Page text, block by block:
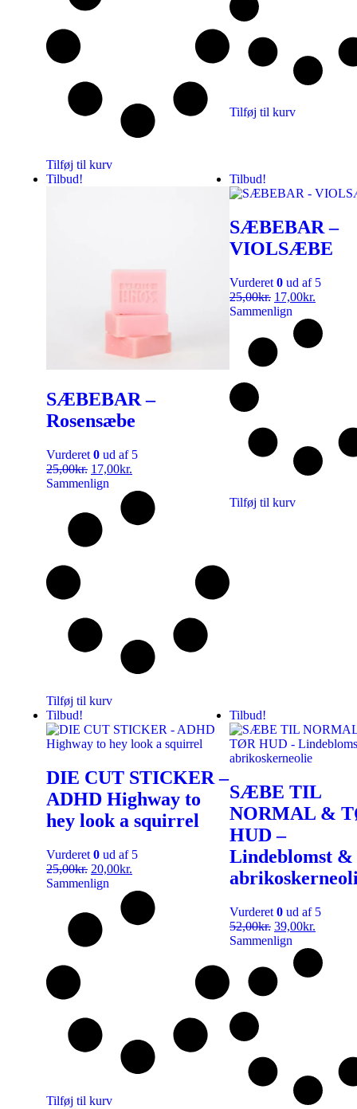
Tilføj til kurv
Tilføj til kurv
Tilbud!
SÆBEBAR –
Rosensæbe
Vurderet 0 ud af 5
25,00kr. 17,00kr.
Sammenlign
Tilføj til kurv
Tilbud!
SÆBEBAR –
VIOLSÆBE
Vurderet 0 ud af 5
25,00kr. 17,00kr.
Sammenlign
Tilføj til kurv
Tilbud!
DIE CUT STICKER –
ADHD Highway to
hey look a squirrel
Vurderet 0 ud af 5
25,00kr. 20,00kr.
Sammenlign
Tilføj til kurv
Tilbud!
SÆBE TIL
NORMAL &
HUD –
Lindeblomst &
Vurderet 0 ud af 5
52,00kr. 39,00kr.
Sammenlign